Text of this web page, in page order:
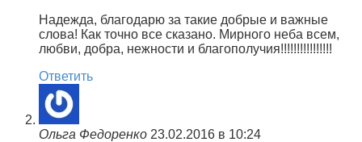
Надежда, благодарю за такие добрые и важные
слова! Как точно все сказано. Мирного неба всем,
любви, добра, нежности и благополучия!!!!!!!!!!!!!!!!
Ответить
Ольга Федоренко 23.02.2016 в 10:24